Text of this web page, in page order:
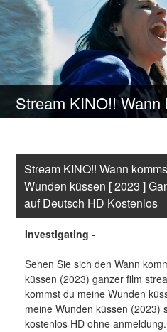
Stream KINO!! Wann
Wunden küssen [ 2023 ]
auf Deutsch HD Kostenlos
Investigating -
Sehen Sie sich den Wann
küssen (2023) ganzer film
kommst du meine Wunden
meine Wunden küssen (2023)
kostenlos HD ohne anmeldung.